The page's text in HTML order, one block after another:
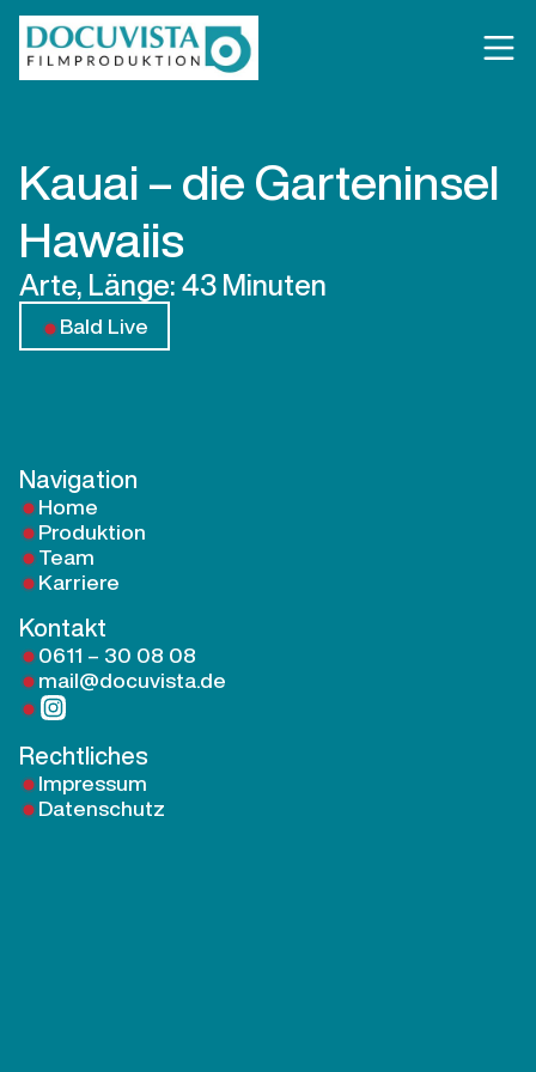
Kauai – die Garteninsel
Hawaiis
Arte, Länge: 43 Minuten
Bald Live
Navigation
Home
Produktion
Team
Karriere
Kontakt
0611 – 30 08 08
mail@docuvista.de
Rechtliches
Impressum
Datenschutz